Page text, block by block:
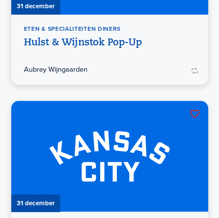
31 december
ETEN & SPECIALITEITEN DINERS
Hulst & Wijnstok Pop-Up
Aubrey Wijngaarden
31 december